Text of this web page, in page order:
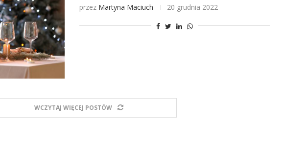
przez Martyna Maciuch 20 grudnia 2022
WCZYTAJ WIĘCEJ POSTÓW